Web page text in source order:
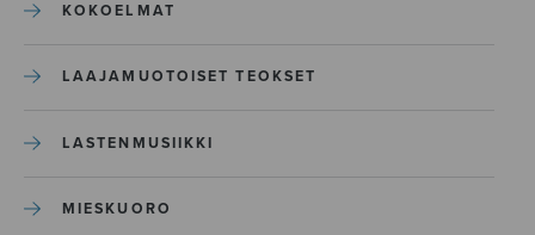
KOKOELMAT
LAAJAMUOTOISET TEOKSET
LASTENMUSIIKKI
MIESKUORO